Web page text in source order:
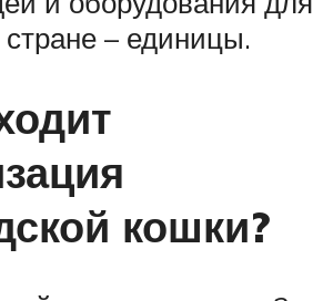
– единицы.
кошки?